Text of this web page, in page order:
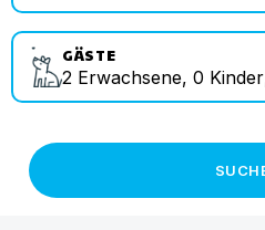
GÄSTE
2 Erwachsene, 0 Kinder